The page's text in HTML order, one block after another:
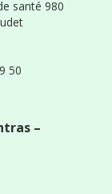
santé 980
50
–